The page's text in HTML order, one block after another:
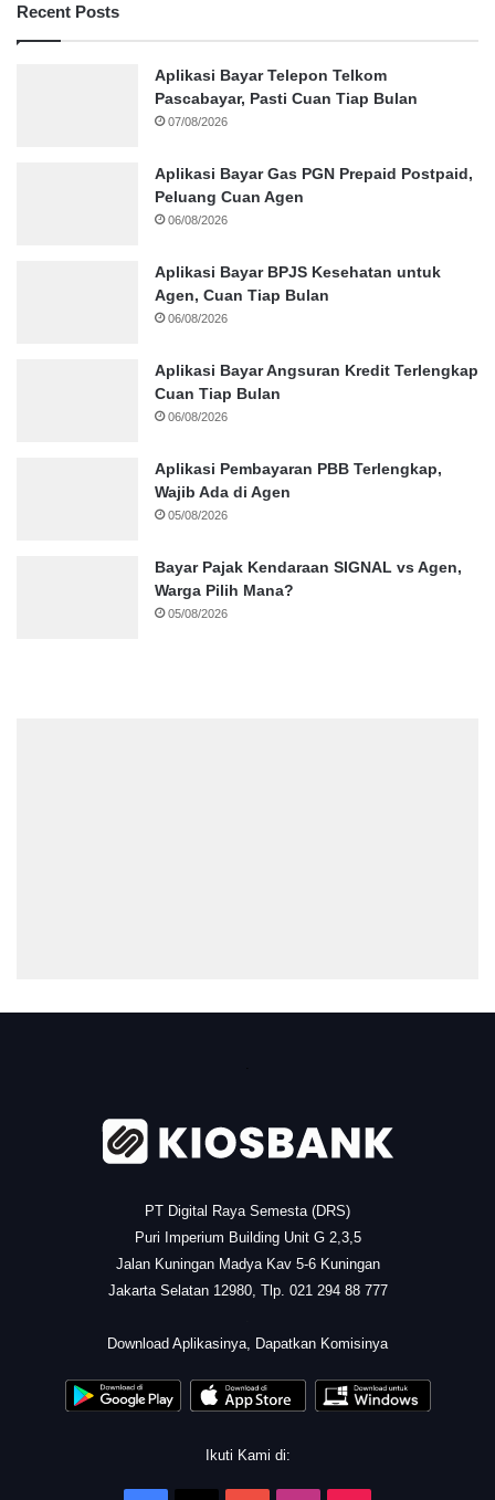
Recent Posts
Aplikasi Bayar Telepon Telkom
Pascabayar, Pasti Cuan Tiap Bulan
07/08/2026
Aplikasi Bayar Gas PGN Prepaid Postpaid,
Peluang Cuan Agen
06/08/2026
Aplikasi Bayar BPJS Kesehatan untuk
Agen, Cuan Tiap Bulan
06/08/2026
Aplikasi Bayar Angsuran Kredit Terlengkap
Cuan Tiap Bulan
06/08/2026
Aplikasi Pembayaran PBB Terlengkap,
Wajib Ada di Agen
05/08/2026
Bayar Pajak Kendaraan SIGNAL vs Agen,
Warga Pilih Mana?
05/08/2026
PT Digital Raya Semesta (DRS)
Puri Imperium Building Unit G 2,3,5
Jalan Kuningan Madya Kav 5-6 Kuningan
Jakarta Selatan 12980, Tlp. 021 294 88 777
Download Aplikasinya, Dapatkan Komisinya
Ikuti Kami di: